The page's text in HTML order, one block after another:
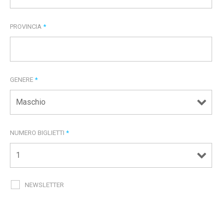
PROVINCIA *
GENERE *
NUMERO BIGLIETTI *
NEWSLETTER